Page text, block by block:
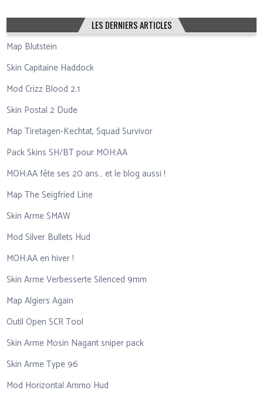
LES DERNIERS ARTICLES
Map Blutstein
Skin Capitaine Haddock
Mod Crizz Blood 2.1
Skin Postal 2 Dude
Map Tiretagen-Kechtat, Squad Survivor
Pack Skins SH/BT pour MOH:AA
MOH:AA fête ses 20 ans… et le blog aussi !
Map The Seigfried Line
Skin Arme SMAW
Mod Silver Bullets Hud
MOH:AA en hiver !
Skin Arme Verbesserte Silenced 9mm
Map Algiers Again
Outil Open SCR Tool
Skin Arme Mosin Nagant sniper pack
Skin Arme Type 96
Mod Horizontal Ammo Hud